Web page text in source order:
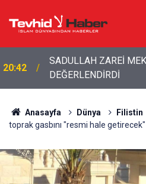
SADULLAH ZAREİ
DEĞERLENDİRDİ
20:20 Bakan Fidan'dan son
Anasayfa Dünya Filistin
toprak gasbını "resmi hale getirecek"